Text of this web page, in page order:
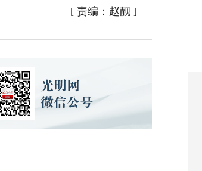
[ 责编：赵靓]